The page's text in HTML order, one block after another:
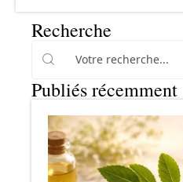
Recherche
Publiés récemment